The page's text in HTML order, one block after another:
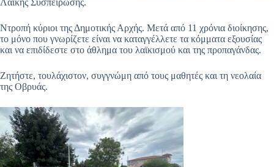
Λαϊκής Συσπείρωσης.
Ντροπή κύριοι της Δημοτικής Αρχής. Μετά από 11 χρόνια διοίκησης,
το μόνο που γνωρίζετε είναι να καταγγέλλετε τα κόμματα εξουσίας
και να επιδίδεστε στο άθλημα του λαϊκισμού και της προπαγάνδας.
Ζητήστε, τουλάχιστον, συγγνώμη από τους μαθητές και τη νεολαία
της Οβρυάς.